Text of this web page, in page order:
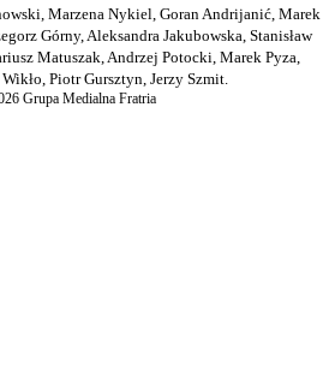
Marzena Nykiel, Goran Andrijanić, Marek
Górny, Aleksandra Jakubowska, Stanisław
Matuszak, Andrzej Potocki, Marek Pyza,
Piotr Gursztyn, Jerzy Szmit.
Grupa Medialna Fratria